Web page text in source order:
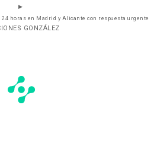
horas en Madrid y Alicante con respuesta urgente
GONZÁLEZ